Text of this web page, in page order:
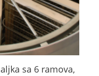
sa 6 ramova,